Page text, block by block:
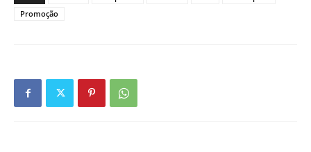
Promoção